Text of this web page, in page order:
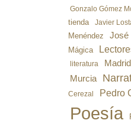
Gonzalo Gómez
tienda
Javier
Menéndez
José
Mágica
literatura Madrid
Murcia
Cerezal
Pedro
Poesía